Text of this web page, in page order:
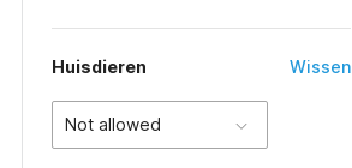
Huisdieren Wissen
Not allowed